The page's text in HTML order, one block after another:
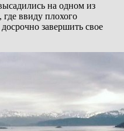
на одном из
ввиду плохого
завершить свое